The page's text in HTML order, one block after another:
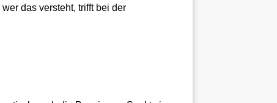
das versteht, trifft bei der